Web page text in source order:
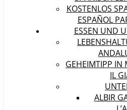
KOSTENLOS
ESPAÑOL
ESSEN UND
GEHEIMTIPP IN
IL
ALBIR